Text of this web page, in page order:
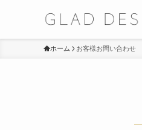
ホーム お客様お問い合わせ